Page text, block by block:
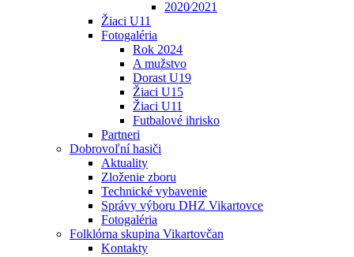
2020⁄2021
Žiaci U11
Fotogaléria
Rok 2024
A mužstvo
Dorast U19
Žiaci U15
Žiaci U11
Futbalové ihrisko
Partneri
Dobrovoľní hasiči
Aktuality
Zloženie zboru
Technické vybavenie
Správy výboru DHZ Vikartovce
Fotogaléria
Folklórna skupina Vikartovčan
Kontakty